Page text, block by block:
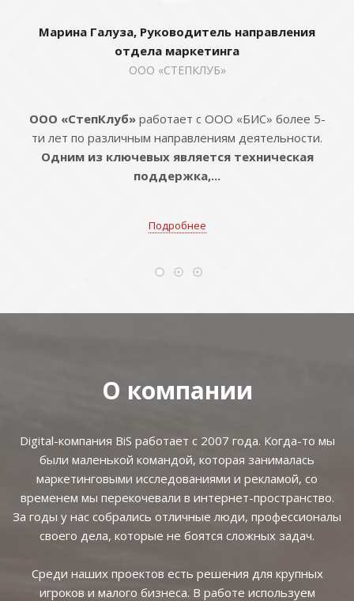
Марина Галуза, Руководитель направления
отдела маркетинга
ООО «СТЕПКЛУБ»
ООО «СтепКлуб»работает с ООО «БИС» более 5-
ти лет по различным направлениям деятельности.
Одним из ключевых является техническая
поддержка,...
Подробнее
О компании
Digital-компания BiS работает с 2007 года. Когда-то мы
были маленькой командой, которая занималась
маркетинговыми исследованиями и рекламой, со
временем мы перекочевали в интернет-пространство.
За годы у нас собрались отличные люди, профессионалы
своего дела, которые не боятся сложных задач.
Среди наших проектов есть решения для крупных
игроков и малого бизнеса. В работе используем